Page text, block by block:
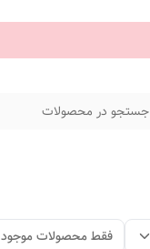
جستجو در محصولات
فقط محصولات موجود